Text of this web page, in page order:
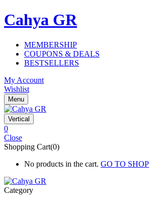
Cahya GR
MEMBERSHIP
COUPONS & DEALS
BESTSELLERS
My Account
Wishlist
Menu
Vertical
0
Close
Shopping Cart(0)
No products in the cart. GO TO SHOP
Category